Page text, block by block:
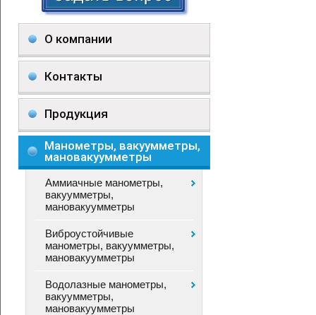
О компании
Контакты
Продукция
Манометры, вакуумметры,
мановакуумметры
Аммиачные манометры,
вакуумметры,
мановакуумметры
Виброустойчивые
манометры, вакуумметры,
мановакуумметры
Водолазные манометры,
вакуумметры,
мановакуумметры